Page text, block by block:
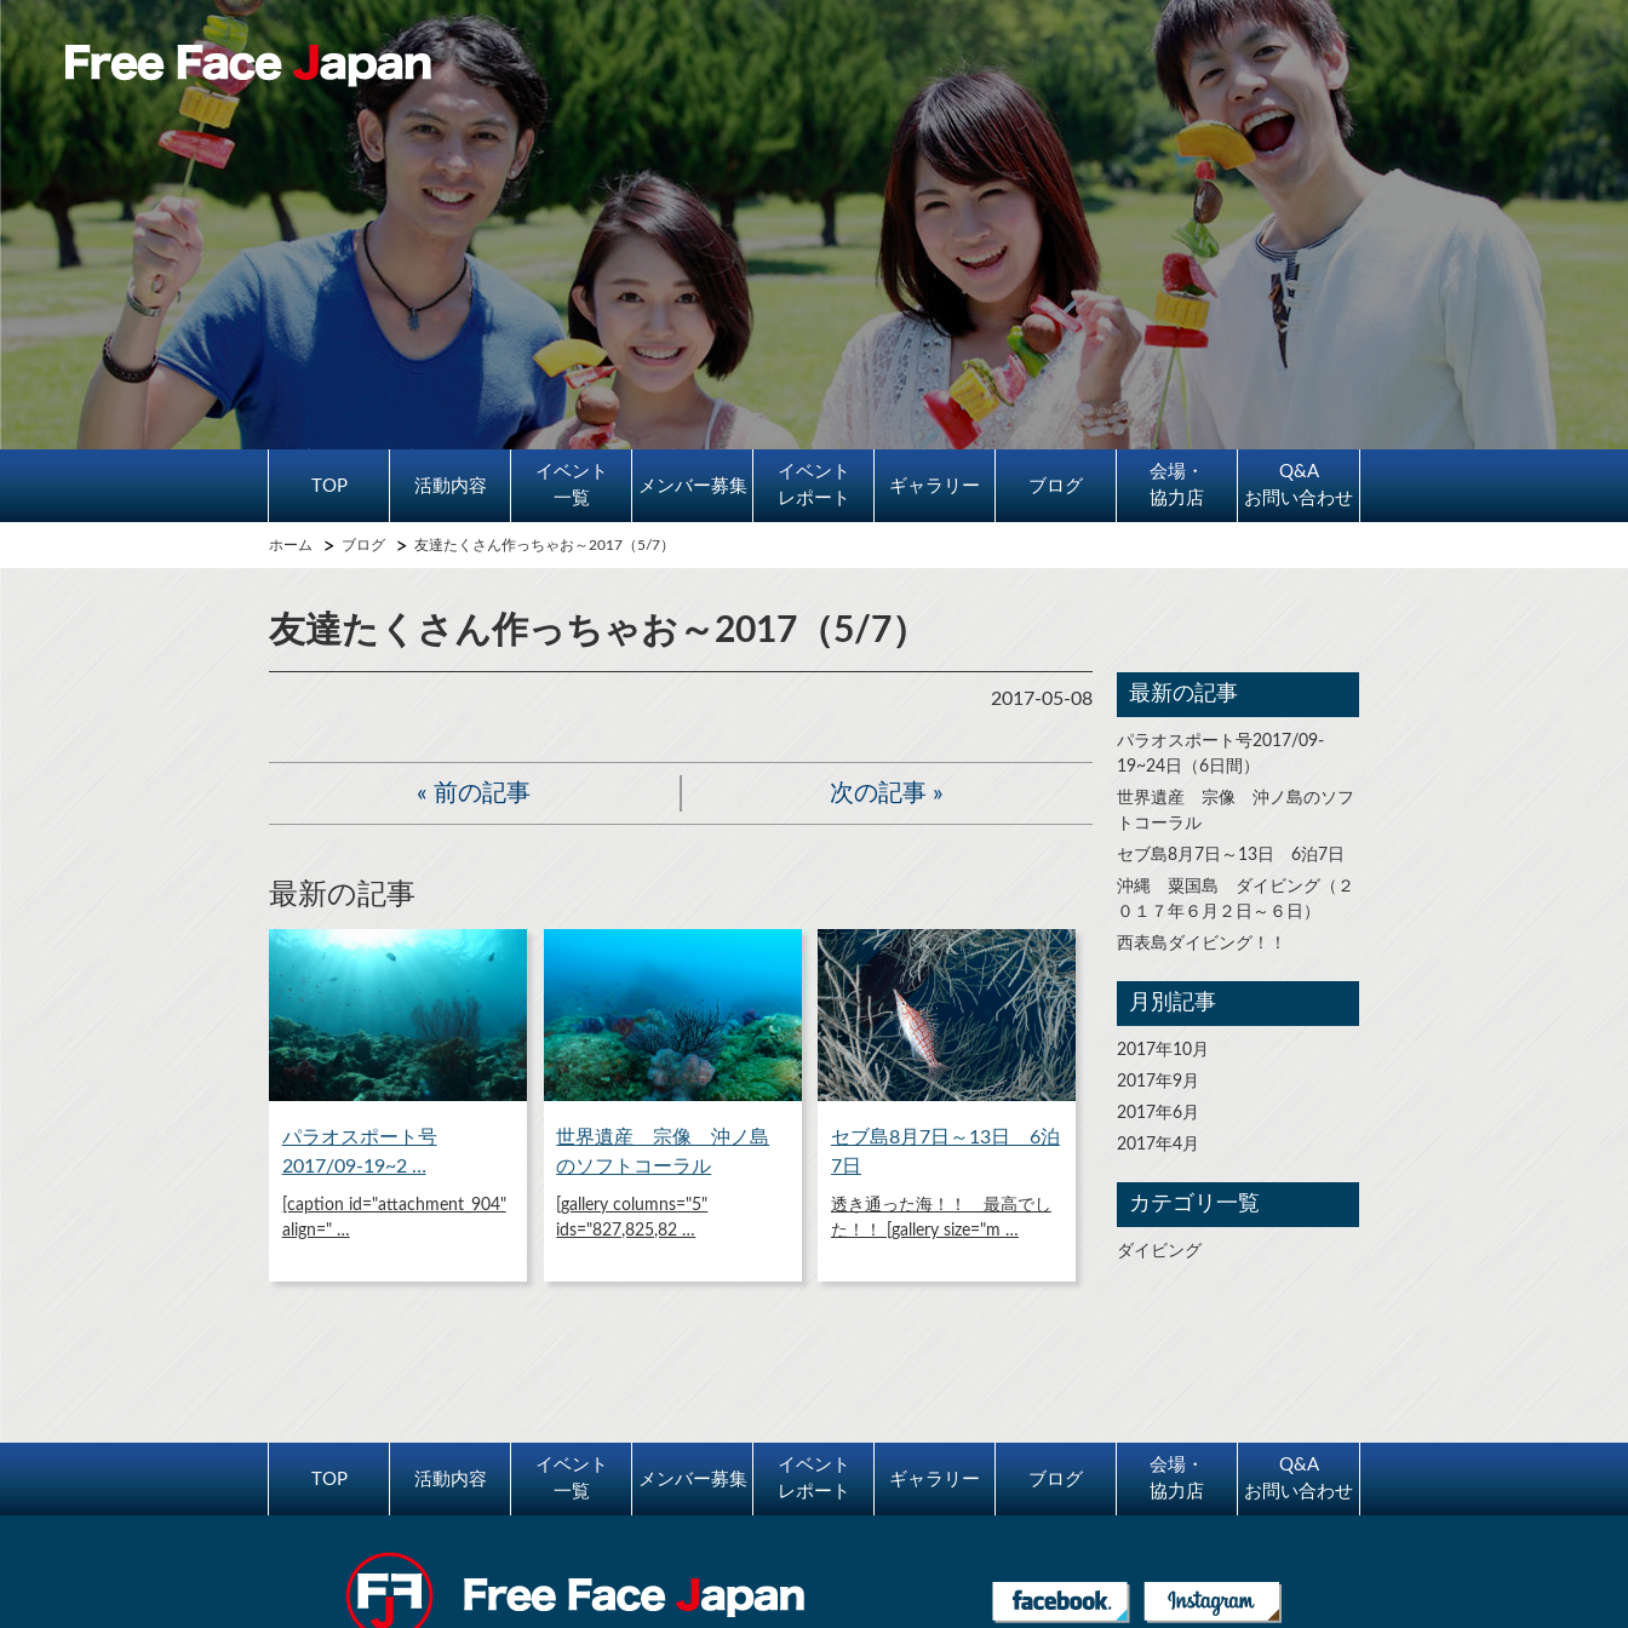
TOP 活動内容
イベント
一覧
メンバー募集
イベント
レポート
ギャラリー ブログ
会場・
協力店
Q&A
お問い合わせ
ホーム ブログ 友達たくさん作っちゃお～2017（5/7）
友達たくさん作っちゃお～2017（5/7）
2017-05-08
«前の記事 次の記事 »
最新の記事
パラオスポート号
2017/09-19~2 …
[caption id="attachment_904"
align=" …
世界遺産 宗像 沖ノ島
のソフトコーラル
[gallery columns="5"
ids="827,825,82 …
セブ島8月7日～13日 6泊
7日
透き通った海！！ 最高でし
た！！ [gallery size="m …
最新の記事
パラオスポート号2017/09-
19~24日（6日間）
世界遺産 宗像 沖ノ島のソフ
トコーラル
セブ島8月7日～13日 6泊7日
沖縄 粟国島 ダイビング（２
０１７年６月２日～６日）
西表島ダイビング！！
月別記事
2017年10月
2017年9月
2017年6月
2017年4月
カテゴリ一覧
ダイビング
TOP 活動内容
イベント
一覧
メンバー募集
イベント
レポート
ギャラリー ブログ
会場・
協力店
Q&A
お問い合わせ